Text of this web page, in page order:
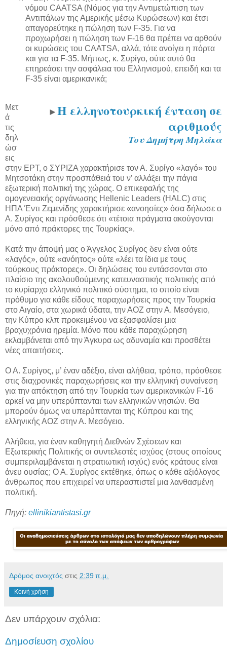
νόμου CAATSA (Νόμος για την Αντιμετώπιση των
Αντιπάλων της Αμερικής μέσω Κυρώσεων) και έτσι
απαγορεύτηκε η πώληση των F-35. Για να
προχωρήσει η πώληση των F-16 θα πρέπει να αρθούν
οι κυρώσεις του CAATSA, αλλά, τότε ανοίγει η πόρτα
και για τα F-35. Μήπως, κ. Συρίγο, ούτε αυτό θα
επηρεάσει την ασφάλεια του Ελληνισμού, επειδή και τα
F-35 είναι αμερικανικά;
►Η ελληνοτουρκική ένταση σε
αριθμούς
Του Δημήτρη Μηλάκα
Μετ
ά
τις
δηλ
ώσ
εις
στην ΕΡΤ, ο ΣΥΡΙΖΑ χαρακτήρισε τον Α. Συρίγο «λαγό» του
Μητσοτάκη στην προσπάθειά του ν’ αλλάξει την πάγια
εξωτερική πολιτική της χώρας. Ο επικεφαλής της
ομογενειακής οργάνωσης Hellenic Leaders (HALC) στις
ΗΠΑ Έντι Ζεμενίδης χαρακτήρισε «ανοησίες» όσα δήλωσε ο
Α. Συρίγος και πρόσθεσε ότι «τέτοια πράγματα ακούγονται
μόνο από πράκτορες της Τουρκίας».
Κατά την άποψή μας ο Άγγελος Συρίγος δεν είναι ούτε
«λαγός», ούτε «ανόητος» ούτε «λέει τα ίδια με τους
τούρκους πράκτορες». Οι δηλώσεις του εντάσσονται στο
πλαίσιο της ακολουθούμενης κατευναστικής πολιτικής από
το κυρίαρχο ελληνικό πολιτικό σύστημα, το οποίο είναι
πρόθυμο για κάθε είδους παραχωρήσεις προς την Τουρκία
στο Αιγαίο, στα χωρικά ύδατα, την ΑΟΖ στην Α. Μεσόγειο,
την Κύπρο κλπ προκειμένου να εξασφαλίσει μια
βραχυχρόνια ηρεμία. Μόνο που κάθε παραχώρηση
εκλαμβάνεται από την Άγκυρα ως αδυναμία και προσθέτει
νέες απαιτήσεις.
Ο Α. Συρίγος, μ’ έναν αδέξιο, είναι αλήθεια, τρόπο, πρόσθεσε
στις διαχρονικές παραχωρήσεις και την ελληνική συναίνεση
για την απόκτηση από την Τουρκία των αμερικανικών F-16
αρκεί να μην υπερύπτανται των ελληνικών νησιών. Θα
μπορούν όμως να υπερύπτανται της Κύπρου και της
ελληνικής ΑΟΖ στην Α. Μεσόγειο.
Αλήθεια, για έναν καθηγητή Διεθνών Σχέσεων και
Εξωτερικής Πολιτικής οι συντελεστές ισχύος (στους οποίους
συμπεριλαμβάνεται η στρατιωτική ισχύς) ενός κράτους είναι
άνευ ουσίας; Ο Α. Συρίγος εκτέθηκε, όπως ο κάθε αξιόλογος
άνθρωπος που επιχειρεί να υπερασπιστεί μια λανθασμένη
πολιτική.
Πηγή: ellinikiantistasi.gr
Δρόμος ανοιχτός στις 2:39 π.μ.
Κοινή χρήση
Δεν υπάρχουν σχόλια:
Δημοσίευση σχολίου